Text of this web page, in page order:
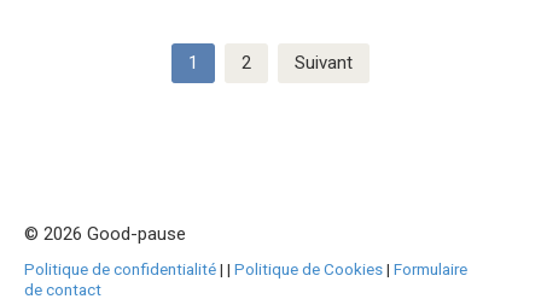
1 2 Suivant
© 2026 Good-pause
Politique de confidentialité| | Politique de Cookies| Formulaire
de contact